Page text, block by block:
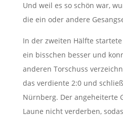
Und weil es so schön war,
die ein oder andere
In der zweiten Hälfte
ein bisschen besser und
anderen Torschuss
das verdiente 2:0 und
Nürnberg. Der angeheiterte
Laune nicht verderben,